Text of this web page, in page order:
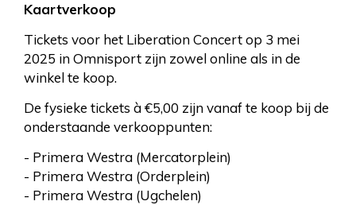
Kaartverkoop
Tickets voor het Liberation Concert op 3 mei
2025 in Omnisport zijn zowel online als in de
winkel te koop.
De fysieke tickets à €5,00 zijn vanaf te koop bij de
onderstaande verkooppunten:
- Primera Westra (Mercatorplein)
- Primera Westra (Orderplein)
- Primera Westra (Ugchelen)